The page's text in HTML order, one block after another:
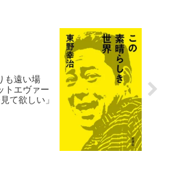
も遠い場
トエヴァー
て欲しい」